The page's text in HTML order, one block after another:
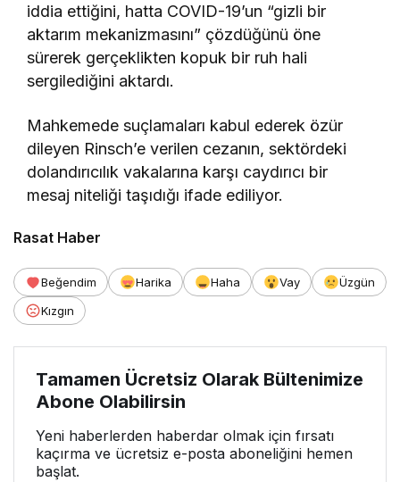
iddia ettiğini, hatta COVID-19’un “gizli bir
aktarım mekanizmasını” çözdüğünü öne
sürerek gerçeklikten kopuk bir ruh hali
sergilediğini aktardı.
Mahkemede suçlamaları kabul ederek özür
dileyen Rinsch’e verilen cezanın, sektördeki
dolandırıcılık vakalarına karşı caydırıcı bir
mesaj niteliği taşıdığı ifade ediliyor.
Rasat Haber
Beğendim Harika Haha Vay
Üzgün
Kızgın
Tamamen Ücretsiz Olarak Bültenimize
Abone Olabilirsin
Yeni haberlerden haberdar olmak için fırsatı
kaçırma ve ücretsiz e-posta aboneliğini hemen
başlat.